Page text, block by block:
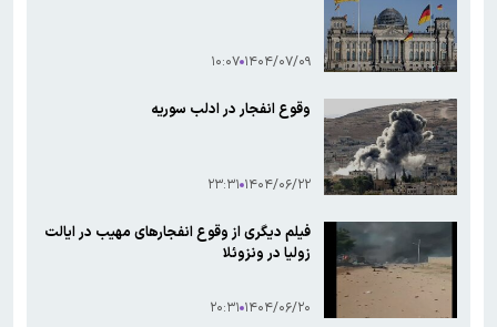
۱۴۰۴/۰۷/۰۹ ۱۰:۰۷
وقوع انفجار در ادلب سوریه
۱۴۰۴/۰۶/۲۲ ۲۳:۳۱
فیلم دیگری از وقوع انفجارهای مهیب در ایالت
زولیا در ونزوئلا
۱۴۰۴/۰۶/۲۰ ۲۰:۳۱